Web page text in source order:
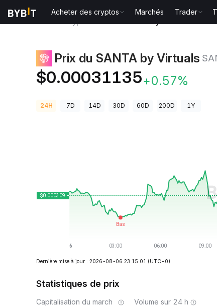
Acheter des cryptos Marchés Trader
Prix du SANTA by Virtuals
$0.00031135+0.57%
24H 7D 14D 30D 60D 200D 1Y
Dernière mise à jour : 2026-08-06 23:15:01 (UTC+0)
Statistiques de prix
Capitalisation du march
Volume sur 24 h